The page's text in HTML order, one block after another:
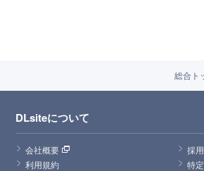
総合ト
DLsiteについて
会社概要
採
利用規約
特